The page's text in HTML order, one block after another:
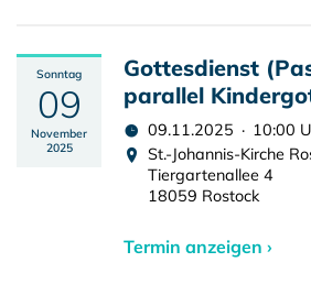
Sonntag
09
November
2025
Gottesdienst
parallel
09.11.2025 · 10:00
St.-Johannis-Kirche
Tiergartenallee 4
18059 Rostock
Termin anzeigen ›